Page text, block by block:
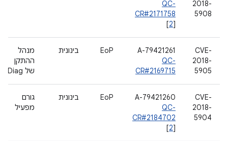
2018-
5908
QC-
CR#2171758
[2]
CVE-
2018-
5905
A-79421261
QC-
CR#2169715
EoP בינונית
מנהל
ההתקן
של Diag
CVE-
2018-
5904
A-79421260
QC-
CR#2184702
[2]
EoP בינונית
גורם
מפעיל